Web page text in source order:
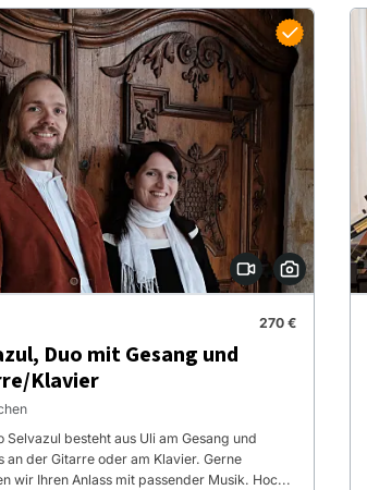
270 €
Duo mit Gesang und
Klavier
Selvazul besteht aus Uli am Gesang und
an der Gitarre oder am Klavier. Gerne
wir Ihren Anlass mit passender Musik. Hoc...